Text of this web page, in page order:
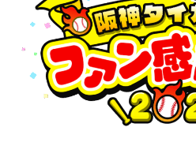
DAIGOも台所 ～きょうの献
本日はダイアンなり！シーズ
朝だ！生です旅サラダ
教えて！ニュースライブ 正
ＬＩＦＥ～夢のカタチ～